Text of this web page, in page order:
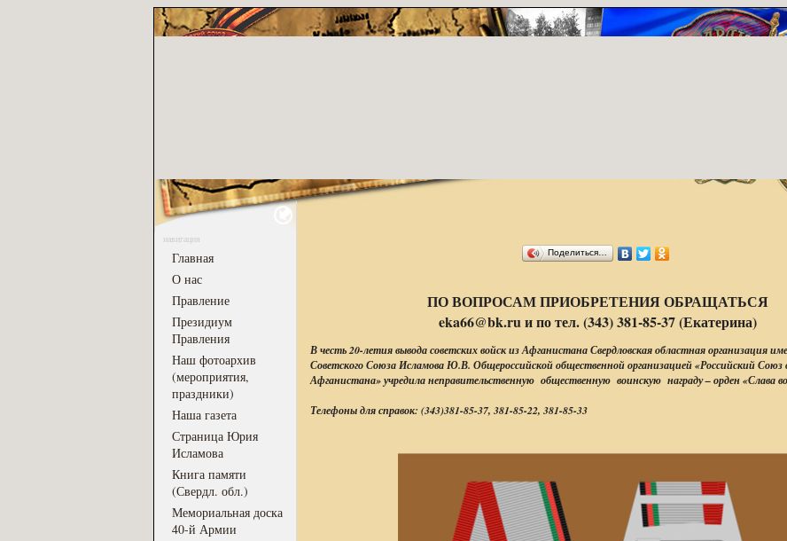
навигация
Главная
О нас
Правление
Президиум
Правления
Наш фотоархив
(мероприятия,
праздники)
Наша газета
Страница Юрия
Исламова
Книга памяти
(Свердл. обл.)
Мемориальная доска
40-й Армии
Поделиться…
ПО ВОПРОСАМ ПРИОБРЕТЕНИЯ ОБРАЩАТЬСЯ
eka66@bk.ru и по тел. (343) 381-85-37 (Екатерина)
В честь 20-летия вывода советских войск из Афганистана Свердловская областная организация
Советского Союза Исламова Ю.В. Общероссийской общественной организацией «Российский Союз
Афганистана» учредила неправительственную общественную воинскую награду – орден «Слава
Телефоны для справок: (343)381-85-37, 381-85-22, 381-85-33